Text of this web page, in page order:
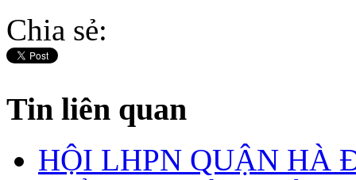
Chia sẻ:
Tin liên quan
HỘI LHPN QUẬN HÀ